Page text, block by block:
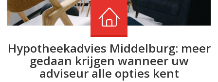
Hypotheekadvies Middelburg: meer
gedaan krijgen wanneer uw
adviseur alle opties kent